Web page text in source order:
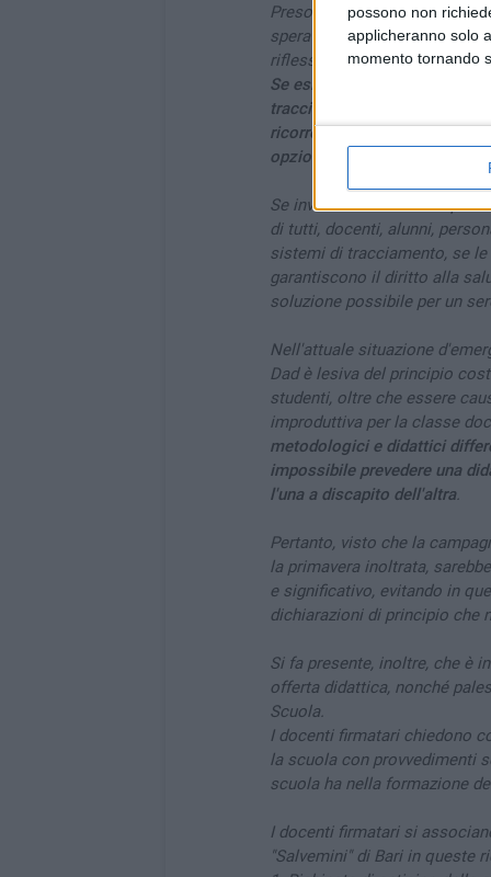
possono non
applicheranno solo
momento tornando
Preso atto che i sistemi di
sperati e che siamo in piena
riflessione più approfondita
Se esistono le condizioni
tracciare, prevenire e
ricorrere alla mortificante e
opzione ai genitori di
Se invece la situazione
di tutti, docenti, alunni,
sistemi di tracciamento, se
garantiscono il diritto alla
soluzione possibile per un
Nell'attuale situazione
Dad è lesiva del principio
studenti, oltre che essere
improduttiva per la classe
metodologici e didattici
impossibile prevedere una
l'una a discapito dell'altra.
Pertanto, visto che la
la primavera inoltrata,
e significativo, evitando in
dichiarazioni di principio che
Si fa presente, inoltre, che è
offerta didattica, nonché
Scuola.
I docenti firmatari chiedono
la scuola con provvedimenti
scuola ha nella formazione
I docenti firmatari si
"Salvemini" di Bari in queste